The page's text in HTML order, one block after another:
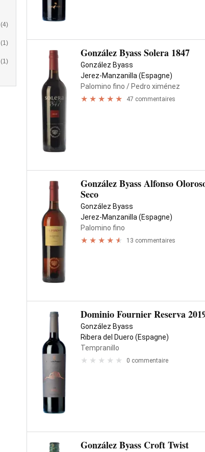
(4)
(1)
(1)
González Byass Solera 1847
González Byass
Jerez-Manzanilla (Espagne)
Palomino fino / Pedro ximénez
47 commentaires
González Byass Alfonso
Seco
González Byass
Jerez-Manzanilla (Espagne)
Palomino fino
13 commentaires
Dominio Fournier Reserva
González Byass
Ribera del Duero (Espagne)
Tempranillo
0 commentaire
González Byass Croft Twist